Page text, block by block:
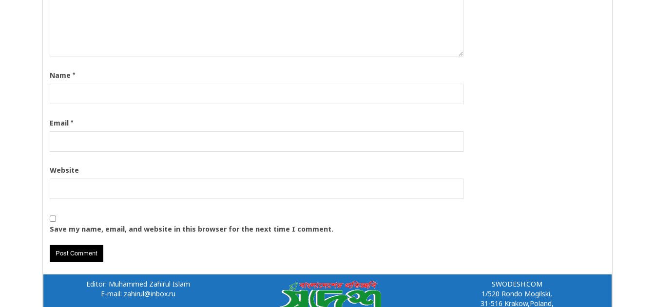
Name *
Email *
Website
Save my name, email, and website in this browser for the next time I comment.
Editor: Muhammed Zahirul Islam
E-mail: zahirul@inbox.ru
SWODESH.COM
1/520 Rondo Mogilski,
31-516 Krakow,Poland,